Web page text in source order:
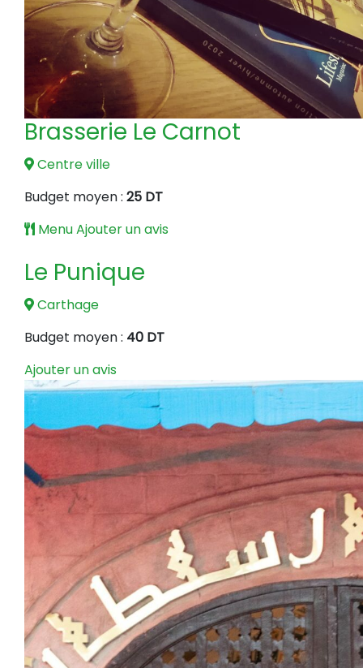
Brasserie Le Carnot
Centre ville
Budget moyen : 25 DT
MenuAjouter un avis
Le Punique
Carthage
Budget moyen : 40 DT
Ajouter un avis